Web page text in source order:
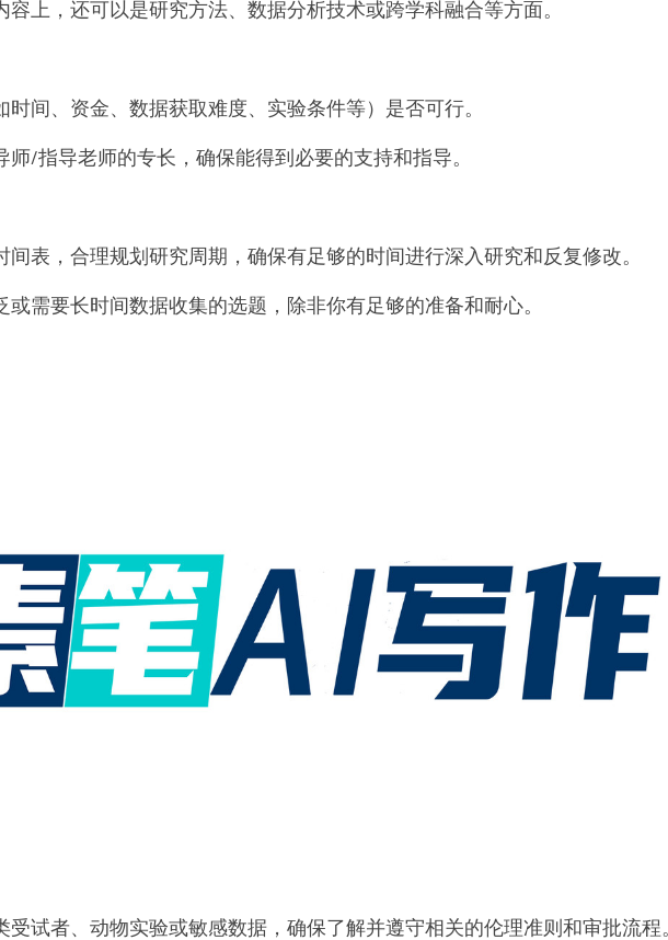
容上，还可以是研究方法、数据分析技术或跨学科融合等方面。
时间、资金、数据获取难度、实验条件等）是否可行。
师/指导老师的专长，确保能得到必要的支持和指导。
间表，合理规划研究周期，确保有足够的时间进行深入研究和反复修改。
或需要长时间数据收集的选题，除非你有足够的准备和耐心。
受试者、动物实验或敏感数据，确保了解并遵守相关的伦理准则和审批流程。